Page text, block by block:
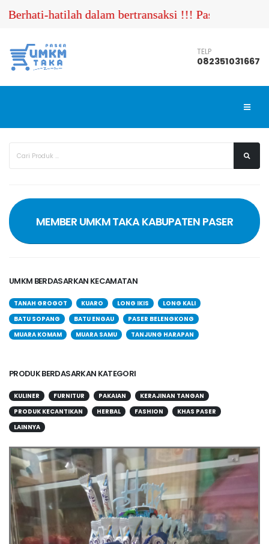
hatilah dalam bertransaksi !!! Pastikan Anda
TELP
082351031667
MEMBER UMKM TAKA KABUPATEN PASER
UMKM BERDASARKAN KECAMATAN
TANAH GROGOT KUARO LONG IKIS
LONG KALI
BATU SOPANG
BATU ENGAU
PASER BELENGKONG
MUARA KOMAM
MUARA SAMU TANJUNG HARAPAN
PRODUK BERDASARKAN KATEGORI
KULINER FURNITUR PAKAIAN
KERAJINAN TANGAN
PRODUK KECANTIKAN
HERBAL FASHION
KHAS PASER
LAINNYA